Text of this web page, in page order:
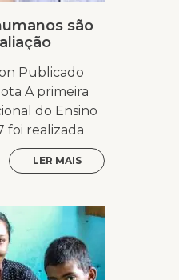
são
Publicado
A primeira
do Ensino
foi realizada
LER MAIS